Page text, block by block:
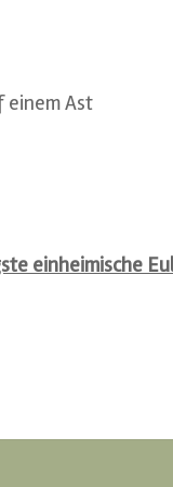
einheimische